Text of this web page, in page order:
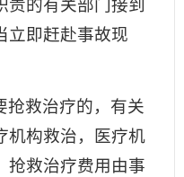
责的有关部门接到
立即赶赴事故现
抢救治疗的，有关
机构救治，医疗机
抢救治疗费用由事